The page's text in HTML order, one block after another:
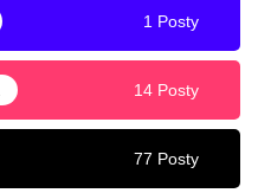
1 Posty
14 Posty
77 Posty